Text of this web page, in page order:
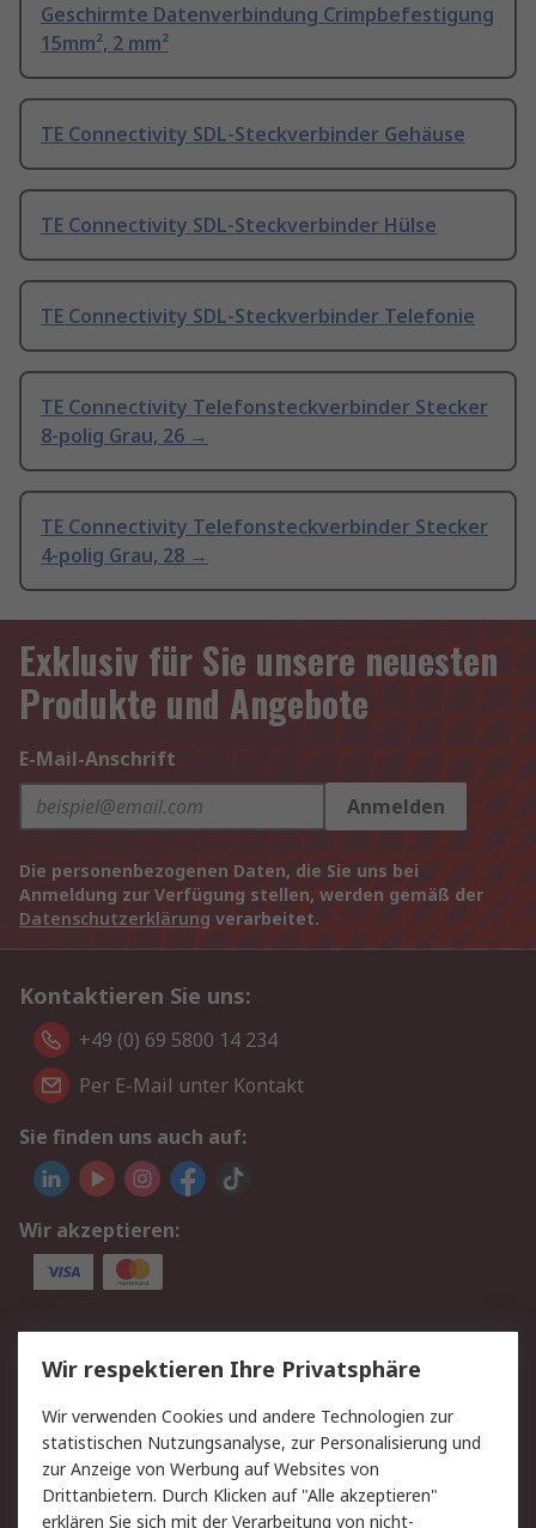
Geschirmte Datenverbindung Crimpbefestigung
15mm², 2 mm²
TE Connectivity SDL-Steckverbinder Gehäuse
TE Connectivity SDL-Steckverbinder Hülse
TE Connectivity SDL-Steckverbinder Telefonie
TE Connectivity Telefonsteckverbinder Stecker
8-polig Grau, 26 →
TE Connectivity Telefonsteckverbinder Stecker
4-polig Grau, 28 →
Exklusiv für Sie unsere neuesten
Produkte und Angebote
E-Mail-Anschrift
Anmelden
Die personenbezogenen Daten, die Sie uns bei
Anmeldung zur Verfügung stellen, werden gemäß der
Datenschutzerklärung verarbeitet.
Kontaktieren Sie uns:
+49 (0) 69 5800 14 234
Per E-Mail unter Kontakt
Sie finden uns auch auf:
Wir akzeptieren:
Service
Value Added Services
Lieferlösungen
Rücksendungen
Kontakt
Hilfe
Privatkunden
Rechtliches
Wir respektieren Ihre Privatsphäre
Wir verwenden Cookies und andere Technologien zur
statistischen Nutzungsanalyse, zur Personalisierung und
zur Anzeige von Werbung auf Websites von
Drittanbietern. Durch Klicken auf "Alle akzeptieren"
erklären Sie sich mit der Verarbeitung von nicht-